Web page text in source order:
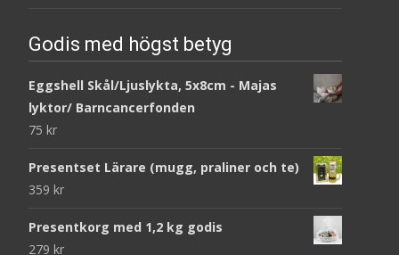
Godis med högst betyg
Eggshell Skål/Ljuslykta, 5x8cm - Majas
lyktor/ Barncancerfonden
75 kr
Presentset Lärare (mugg, praliner och te)
359 kr
Presentkorg med 1,2 kg godis
279 kr